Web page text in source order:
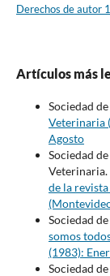
Derechos de autor
Artículos más
Sociedad
Veterinaria
Agosto
Sociedad
Veterinaria.
de la
Sociedad
somos
(1983):
Sociedad